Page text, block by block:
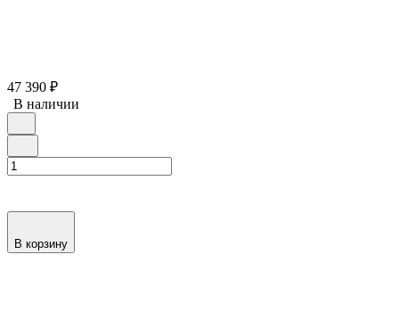
47 390 ₽
В наличии
В корзину